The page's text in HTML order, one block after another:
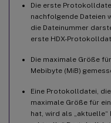
Die erste
nachfolgende Dateien
die Dateinummer
erste HDX-
Die maximale Größe
Mebibyte (MiB)
Eine Protokolldatei,
maximale Größe für
hat, wird als